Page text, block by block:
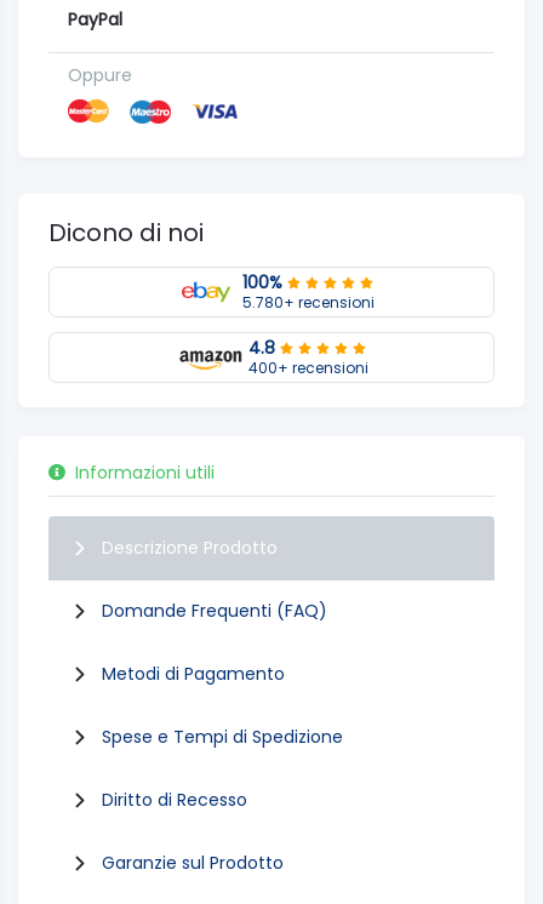
PayPal
Oppure
Dicono di noi
100%
5.780+ recensioni
4.8
400+ recensioni
Informazioni utili
Descrizione Prodotto
Domande Frequenti (FAQ)
Metodi di Pagamento
Spese e Tempi di Spedizione
Diritto di Recesso
Garanzie sul Prodotto